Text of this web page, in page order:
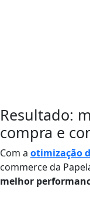
Resultado:
compra e
Com a otimização
commerce da
melhor